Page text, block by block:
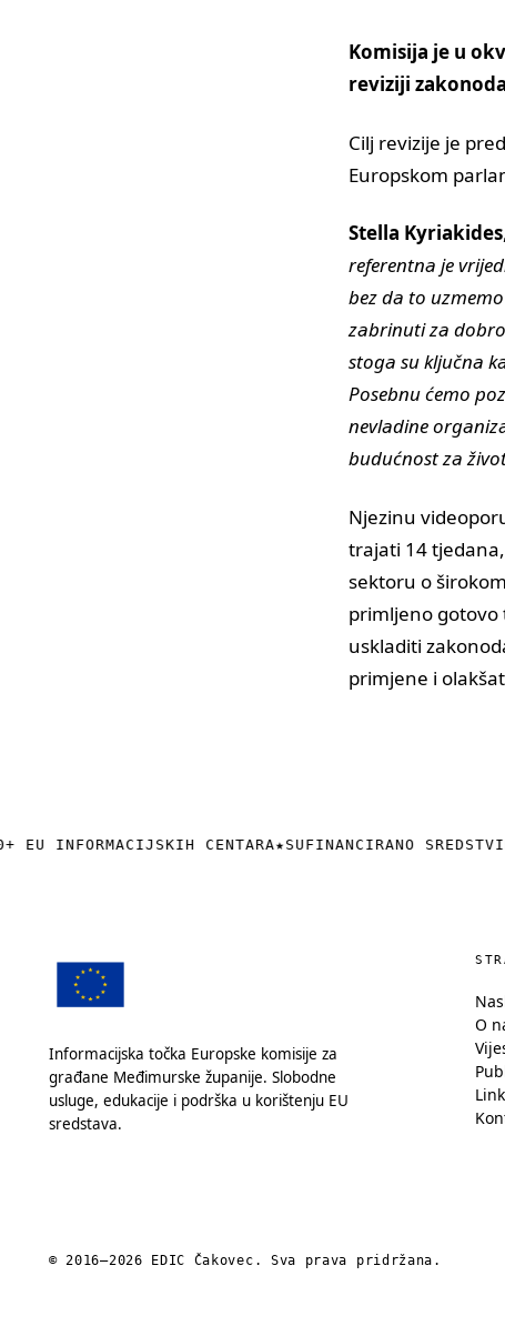
Komisija je u
reviziji
Cilj revizije je
Europskom
Stella Kyriakides
referentna je
bez da to
zabrinuti za
stoga su ključna
Posebnu ćemo
nevladine
budućnost za
Njezinu
trajati 14
sektoru o
primljeno gotovo
uskladiti
primjene i
EU INFORMACIJSKIH CENTARA★SUFINANCIRANO
Informacijska točka Europske komisije za
građane Međimurske županije. Slobodne
usluge, edukacije i podrška u korištenju EU
sredstava.
O
© 2016—2026 EDIC Čakovec. Sva prava pridržana.